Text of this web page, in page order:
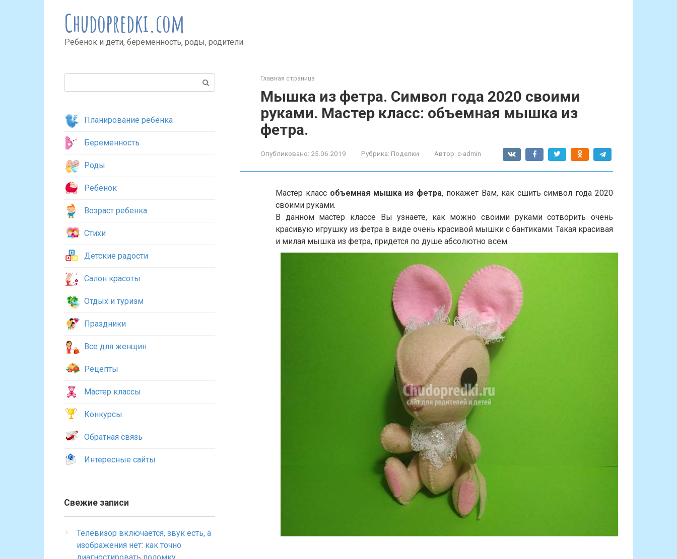
Chudopredki.com
Ребенок и дети, беременность, роды, родители
Главная страница
Мышка из фетра. Символ года 2020 своими
руками. Мастер класс: объемная мышка из
фетра.
Опубликовано: 25.06.2019 Рубрика: Поделки Автор: c-admin
Мастер класс объемная мышка из фетра, покажет Вам, как сшить символ года 2020
своими руками.
В данном мастер классе Вы узнаете, как можно своими руками сотворить очень
красивую игрушку из фетра в виде очень красивой мышки с бантиками. Такая красивая
и милая мышка из фетра, придется по душе абсолютно всем.
Планирование ребенка
Беременность
Роды
Ребенок
Возраст ребенка
Стихи
Детские радости
Салон красоты
Отдых и туризм
Праздники
Все для женщин
Рецепты
Мастер классы
Конкурсы
Обратная связь
Интересные сайты
Свежие записи
Телевизор включается, звук есть, а
изображения нет: как точно